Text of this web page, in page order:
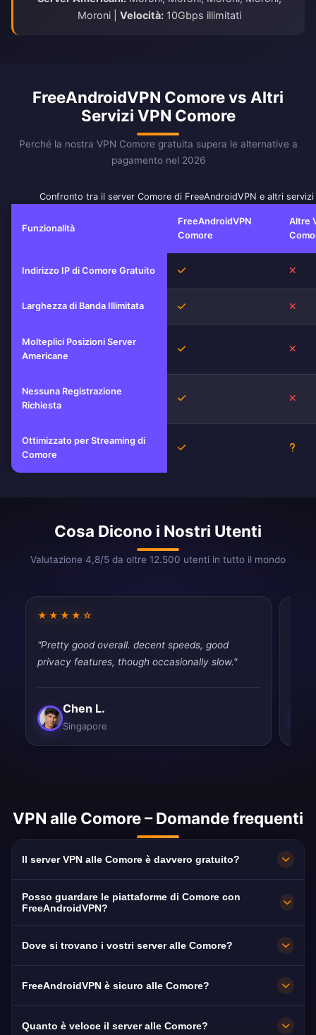
Moroni | Velocità:10Gbps illimitati
FreeAndroidVPN Comore vs Altri
Servizi VPN Comore
Perché la nostra VPN Comore gratuita supera le alternative a
pagamento nel 2026
Confronto tra il server Comore di FreeAndroidVPN e altri servizi
Funzionalità
FreeAndroidVPN
Comore
Altre
Indirizzo IP di Comore Gratuito Sì
Larghezza di Banda Illimitata Sì
Molteplici Posizioni Server
Americane
Sì
Nessuna Registrazione
Richiesta
Sì
Ottimizzato per Streaming di
Comore
Sì
Cosa Dicono i Nostri Utenti
Valutazione 4,8/5 da oltre 12.500 utenti in tutto il mondo
★★★★☆
"Pretty good overall. decent speeds, good
privacy features, though occasionally slow."
Chen L.
Singapore
VPN alle Comore – Domande frequenti
Il server VPN alle Comore è davvero gratuito?
abbonamento, senza carta e senza
Posso guardare le piattaforme di Comore con
FreeAndroidVPN?
Dove si trovano i vostri server alle Comore?
FreeAndroidVPN è sicuro alle Comore?
Quanto è veloce il server alle Comore?